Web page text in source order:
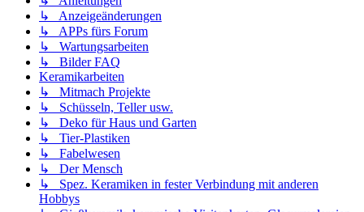
↳ Anzeigeänderungen
↳ APPs fürs Forum
↳ Wartungsarbeiten
↳ Bilder FAQ
Keramikarbeiten
↳ Mitmach Projekte
↳ Schüsseln, Teller usw.
↳ Deko für Haus und Garten
↳ Tier-Plastiken
↳ Fabelwesen
↳ Der Mensch
↳ Spez. Keramiken in fester Verbindung mit anderen
Hobbys